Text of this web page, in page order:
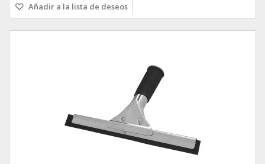
Añadir a la lista de deseos